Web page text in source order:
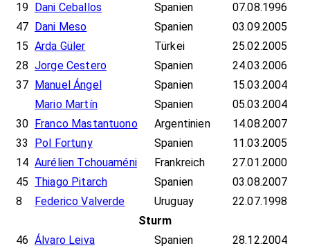
19
Dani Ceballos Spanien
07.08.1996
47
Dani Meso Spanien
03.09.2005
15 Arda Güler Türkei
25.02.2005
28 Jorge Cestero Spanien
24.03.2006
37
Manuel Ángel Spanien
15.03.2004
Mario Martín
Spanien
05.03.2004
30
Franco Mastantuono Argentinien
14.08.2007
33
Pol Fortuny Spanien
11.03.2005
14 Aurélien Tchouaméni Frankreich
27.01.2000
45 Thiago Pitarch Spanien
03.08.2007
8
Federico Valverde Uruguay
22.07.1998
Sturm
46 Álvaro Leiva Spanien
28.12.2004